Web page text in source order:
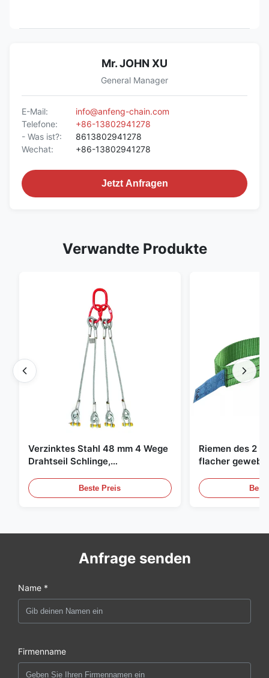
Mr. JOHN XU
General Manager
E-Mail:
info@anfeng-chain.com
Telefone:
+86-13802941278
- Was ist?:
8613802941278
Wechat:
+86-13802941278
Jetzt Anfragen
Verwandte Produkte
Verzinktes Stahl 48 mm 4 Wege
Drahtseil Schlinge,
Beste Preis
Riemen des 2
flacher
Anfrage senden
Name *
Firmenname